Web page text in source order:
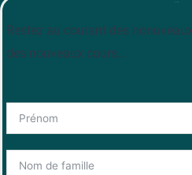
Restez au courant des
des nouveaux cours…